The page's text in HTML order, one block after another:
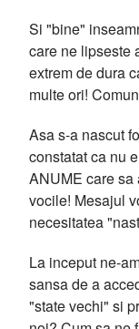
Si "bine"
care ne lipseste
extrem de dura
multe ori!
Asa s-a nascut
constatat ca nu
ANUME care sa
vocile! Mesajul
necesitatea
La inceput ne-
sansa de a
"state vechi" si